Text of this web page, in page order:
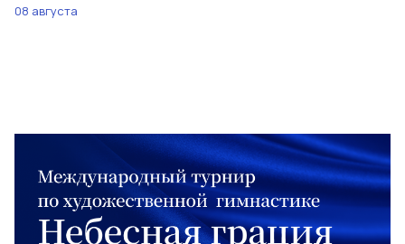
08 августа